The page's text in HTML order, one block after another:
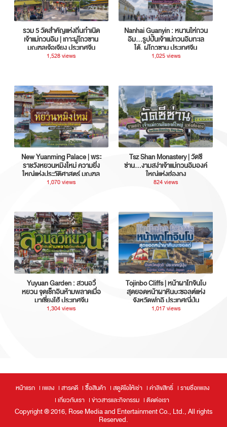
รวม 5 วัดสำคัญแห่งถิ่นกำเนิด
เจ้าแม่กวนอิม | เกาะผู่โถวซาน
มณฑลเจ้อเจียง ประเทศจีน
1,528 views
Nanhai Guanyin : หนานไห่กวน
อิม...รูปปั้นเจ้าแม่กวนอิมทะเล
ใต้, ผู่โถวซาน ประเทศจีน
1,025 views
New Yuanming Palace | พระ
ราชวังหยวนหมิงใหม่ ความยิ่ง
ใหญ่แห่งประวัติศาสตร์ มณฑล
กวางตุ้ง ประเทศจีน
1,070 views
Tsz Shan Monastery | วัดซี
ซ่าน…งามสง่าเจ้าแม่กวนอิมองค์
ใหญ่แห่งฮ่องกง
824 views
Yuyuan Garden : สวนอวี้
หยวน จุดเช็กอินห้ามพลาดเมื่อ
มาเซี่ยงไฮ้ ประเทศจีน
1,304 views
Tojinbo Cliffs | หน้าผาโทจินโบ
สุดยอดหน้าผาหินบะซอลต์แห่ง
จังหวัดฟุกุอิ ประเทศญี่ปุ่น
1,017 views
หน้าแรก เพลง สารคดี ซื้อสินค้า สตูดิโอให้เช่า ค่าลิขสิทธิ์
รายชื่อเพลง
เกี่ยวกับเรา
ข่าวสารและกิจกรรม ติดต่อเรา
Copyright ® 2016, Rose Media and Entertainment Co., Ltd., All rights
Reserved.